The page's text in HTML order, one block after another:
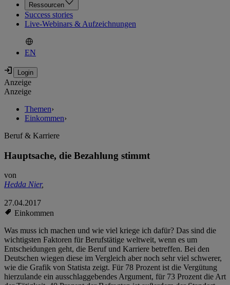
Ressourcen
Success stories
Live-Webinars & Aufzeichnungen
EN
Anzeige
Anzeige
Themen›
Einkommen›
Beruf & Karriere
Hauptsache, die Bezahlung stimmt
von
Hedda Nier,
27.04.2017
Einkommen
Was muss ich machen und wie viel kriege ich dafür? Das sind die
wichtigsten Faktoren für Berufstätige weltweit, wenn es um
Entscheidungen geht, die Beruf und Karriere betreffen. Bei den
Deutschen wiegen diese im Vergleich aber noch sehr viel schwerer,
wie die Grafik von Statista zeigt. Für 78 Prozent ist die Vergütung
hierzulande ein ausschlaggebendes Argument, für 73 Prozent die Art